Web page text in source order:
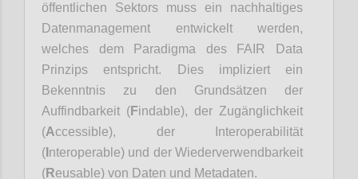
öffentlichen Sektors muss ein nachhaltiges
Datenmanagement entwickelt werden,
welches dem Paradigma des FAIR Data
Prinzips entspricht. Dies impliziert ein
Bekenntnis zu den Grundsätzen der
Auffindbarkeit (Findable), der Zugänglichkeit
(Accessible), der Interoperabilität
( nteroperable) und der Wiederverwendbarkeit
(Reusable) von Daten und Metadaten.